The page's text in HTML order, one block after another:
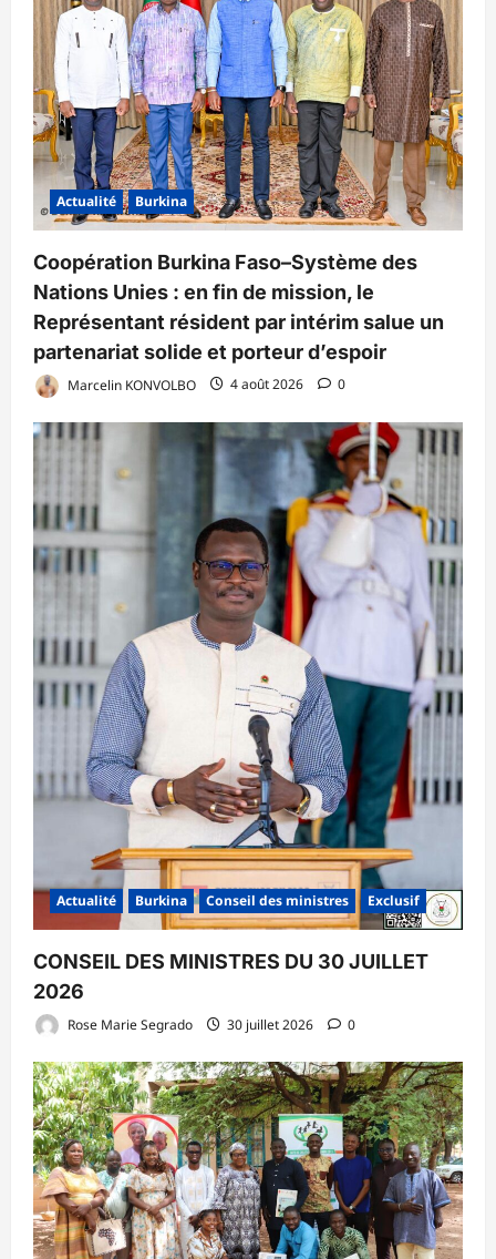
Actualité Burkina
Coopération Burkina Faso–Système des
Nations Unies : en fin de mission, le
Représentant résident par intérim salue un
partenariat solide et porteur d’espoir
Marcelin KONVOLBO 4 août 2026 0
Actualité Burkina Conseil des ministres Exclusif
CONSEIL DES MINISTRES DU 30 JUILLET
2026
Rose Marie Segrado 30 juillet 2026 0